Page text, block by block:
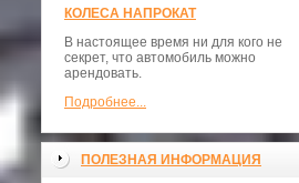
КОЛЕСА НАПРОКАТ
В настоящее время ни для кого не
секрет, что автомобиль можно
арендовать.
Подробнее...
ПОЛЕЗНАЯ ИНФОРМАЦИЯ